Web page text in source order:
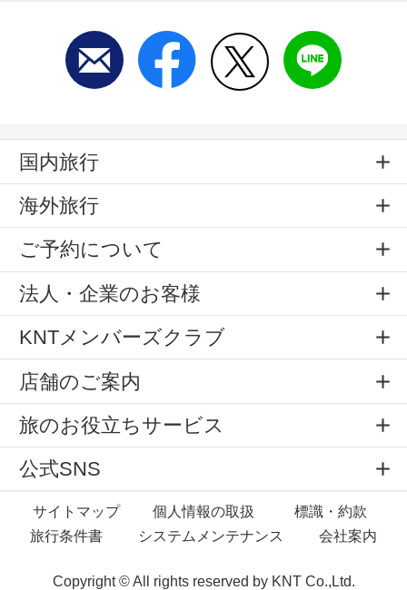
国内旅行
海外旅行
ご予約について
法人・企業のお客様
KNTメンバーズクラブ
店舗のご案内
旅のお役立ちサービス
公式SNS
サイトマップ 個人情報の取扱
標識・約款
旅行条件書
システムメンテナンス 会社案内
Copyright © All rights reserved by KNT Co.,Ltd.